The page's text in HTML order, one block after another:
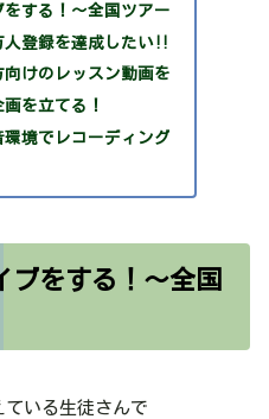
する！～全国ツアー
人登録を達成したい‼
けのレッスン動画を
を立てる！
環境でレコーディング
ブをする！～全国
いる生徒さんで